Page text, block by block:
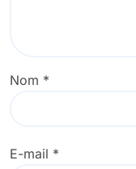
Nom *
E-mail *